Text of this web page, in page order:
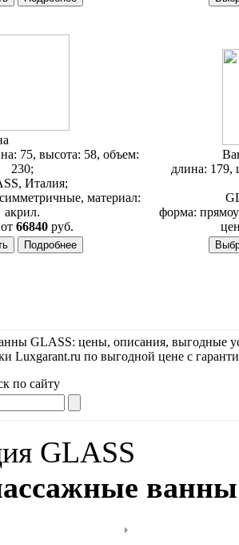
75, высота: 58, объем:
230;
Италия;
материал:
акрил.
66840 руб.
длина: 179,
форма:
GLASS: цены, описания, выгодные
Luxgarant.ru по выгодной цене с
по сайту
GLASS
ванны